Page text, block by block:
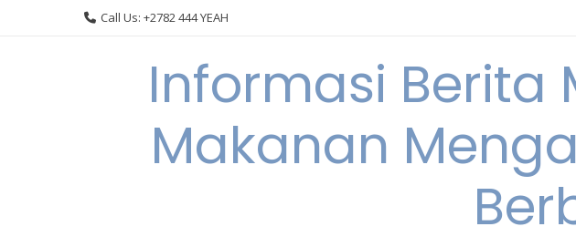
Call Us: +2782 444 YEAH
Informasi Berita
Makanan